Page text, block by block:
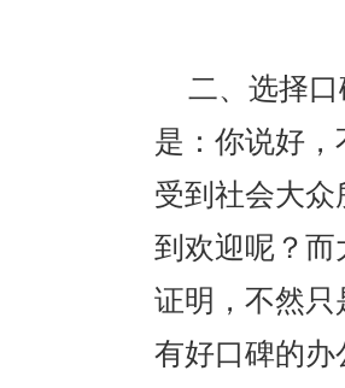
二、选择
是：你说好
受到社会大
到欢迎呢？
证明，不然
有好口碑的